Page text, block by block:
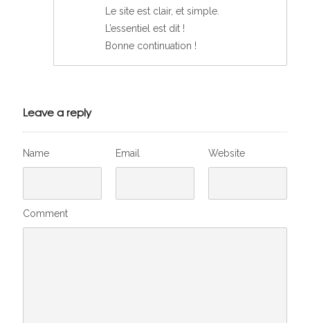
Le site est clair, et simple.
L’essentiel est dit !
Bonne continuation !
Leave a reply
Name Email Website
Comment